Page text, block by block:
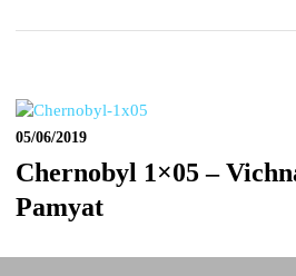
05/06/2019
Chernobyl 1×05 –
Pamyat